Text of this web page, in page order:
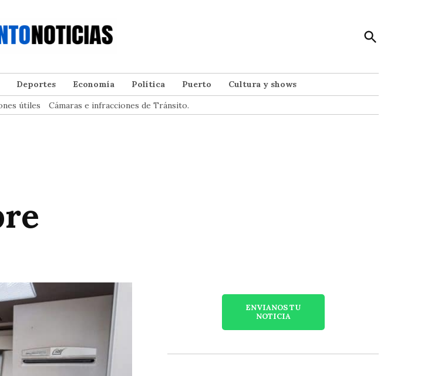
Open
Search
Deportes Economía Política Puerto
Cultura y shows
útiles Cámaras e infracciones de Tránsito.
ENVIANOS TU
NOTICIA